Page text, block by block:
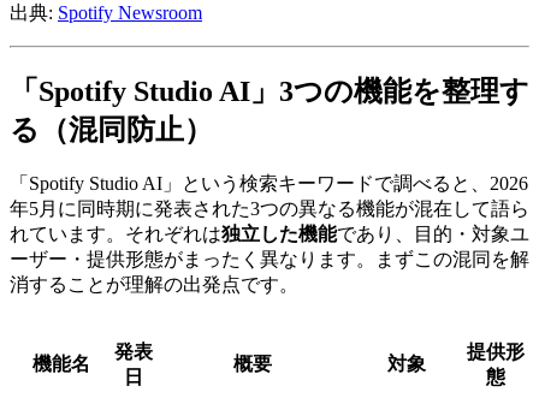
出典: Spotify Newsroom
「Spotify Studio AI」3つの機能を整理す
る（混同防止）
「Spotify Studio AI」という検索キーワードで調べると、2026
年5月に同時期に発表された3つの異なる機能が混在して語ら
れています。それぞれは独立した機能であり、目的・対象ユ
ーザー・提供形態がまったく異なります。まずこの混同を解
消することが理解の出発点です。
機能名
発表
日
概要 対象
提供形
態